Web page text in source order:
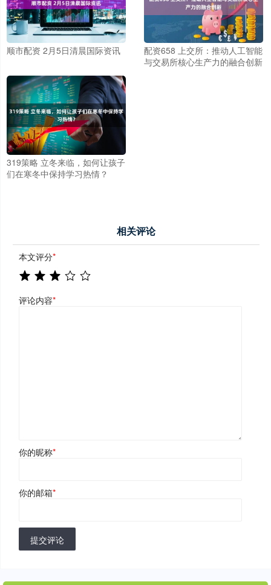
顺市配资 2月5日清晨国际资讯
配资658 上交所：推动人工智能
与交易所核心生产力的融合创新
319策略 立冬来临，如何让孩子
们在寒冬中保持学习热情？
相关评论
本文评分*
评论内容*
你的昵称*
你的邮箱*
提交评论